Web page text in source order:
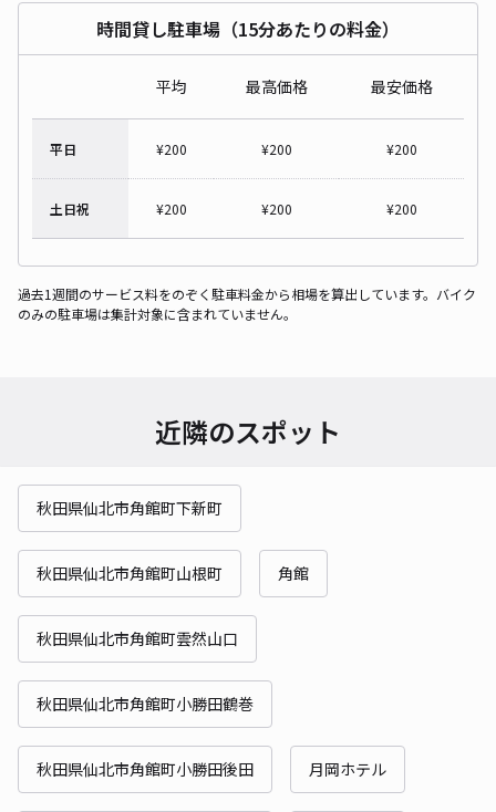
時間貸し駐車場（15分あたりの料金）
平均 最高価格 最安価格
平日 ¥200 ¥200 ¥200
土日祝 ¥200 ¥200 ¥200
過去1週間のサービス料をのぞく駐車料金から相場を算出しています。バイク
のみの駐車場は集計対象に含まれていません。
近隣のスポット
秋田県仙北市角館町下新町
秋田県仙北市角館町山根町 角館
秋田県仙北市角館町雲然山口
秋田県仙北市角館町小勝田鶴巻
秋田県仙北市角館町小勝田後田 月岡ホテル